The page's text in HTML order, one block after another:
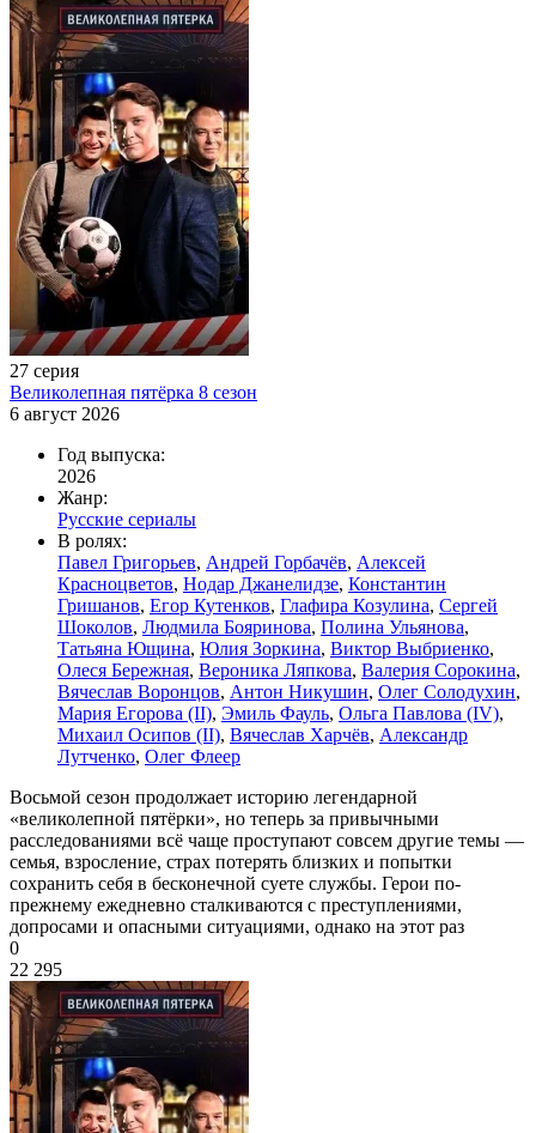
27 серия
Великолепная пятёрка 8 сезон
6 август 2026
Год выпуска:
2026
Жанр:
Русские сериалы
В ролях:
Павел Григорьев, Андрей Горбачёв, Алексей
Красноцветов, Нодар Джанелидзе, Константин
Гришанов, Егор Кутенков, Глафира Козулина, Сергей
Шоколов, Людмила Бояринова, Полина Ульянова,
Татьяна Ющина, Юлия Зоркина, Виктор Выбриенко,
Олеся Бережная, Вероника Ляпкова, Валерия Сорокина,
Вячеслав Воронцов, Антон Никушин, Олег Солодухин,
Мария Егорова (II), Эмиль Фауль, Ольга Павлова (IV),
Михаил Осипов (II), Вячеслав Харчёв, Александр
Лутченко, Олег Флеер
Восьмой сезон продолжает историю легендарной
«великолепной пятёрки», но теперь за привычными
расследованиями всё чаще проступают совсем другие темы —
семья, взросление, страх потерять близких и попытки
сохранить себя в бесконечной суете службы. Герои по-
прежнему ежедневно сталкиваются с преступлениями,
допросами и опасными ситуациями, однако на этот раз
0
22 295